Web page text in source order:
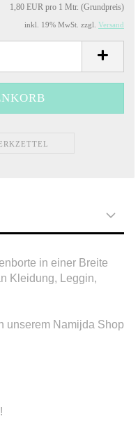
1,80 EUR pro 1 Mtr. (Grundpreis)
inkl. 19% MwSt. zzgl. Versand
in einer Breite
Kleidung, Leggin,
unserem Namijda Shop